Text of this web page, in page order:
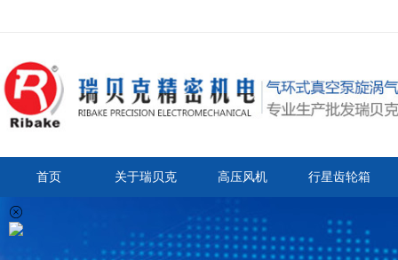
首页 关于瑞贝克 高压风机 行星齿轮箱